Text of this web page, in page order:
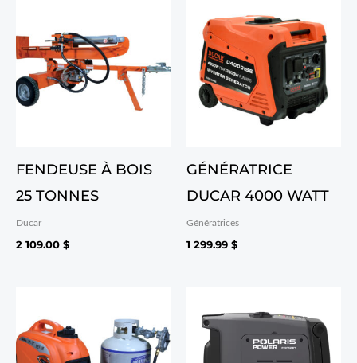
FENDEUSE À BOIS
25 TONNES
Ducar
2 109.00 $
GÉNÉRATRICE
DUCAR 4000 WATT
Génératrices
1 299.99 $